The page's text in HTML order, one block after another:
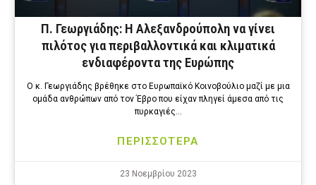
Π. Γεωργιάδης: Η Αλεξανδρούπολη να γίνει
πιλότος για περιβαλλοντικά και κλιματικά
ενδιαφέροντα της Ευρώπης
Ο κ. Γεωργιάδης βρέθηκε στο Ευρωπαϊκό Κοινοβούλιο μαζί με μια
ομάδα ανθρώπων από τον Έβρο που είχαν πληγεί άμεσα από τις
πυρκαγιές…
ΠΕΡΙΣΣΟΤΕΡΑ
23 Νοεμβρίου 2023